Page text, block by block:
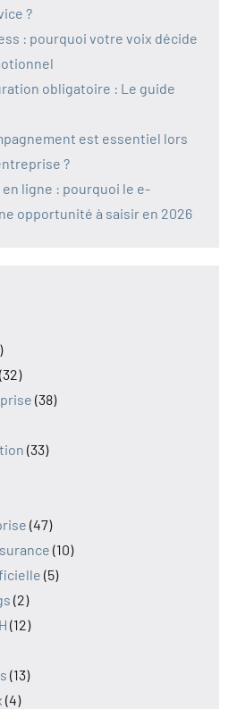
?
: pourquoi votre voix décide
obligatoire : Le guide
est essentiel lors
?
ligne : pourquoi le e-
opportunité à saisir en 2026
(32)
(38)
(33)
(47)
(10)
(5)
(2)
(12)
(13)
(4)